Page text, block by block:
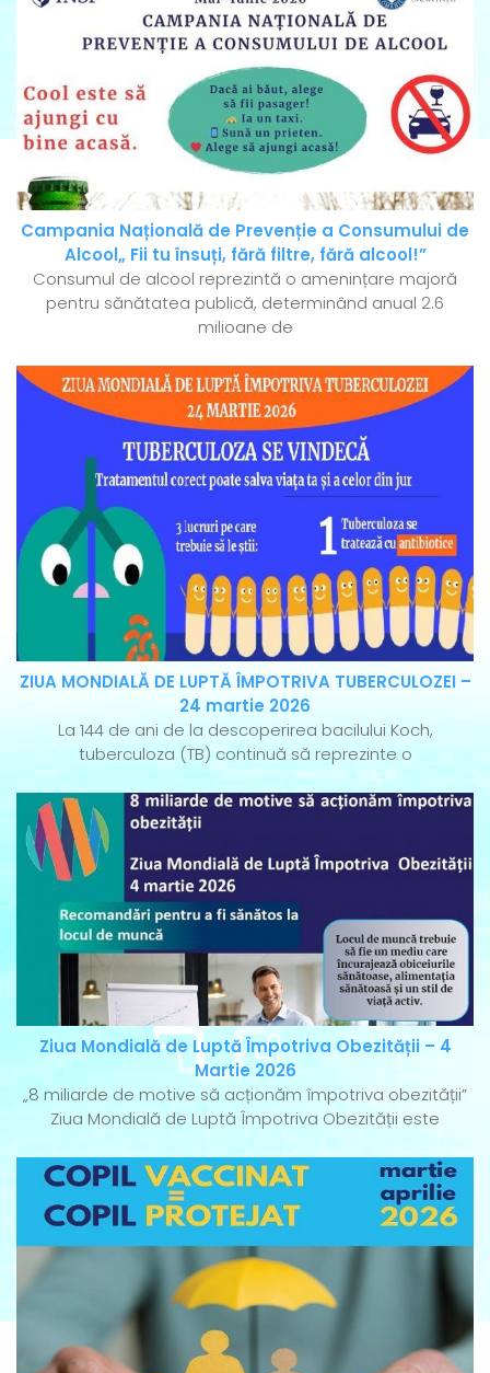
Campania Națională de Prevenție a Consumului de
Alcool„ Fii tu însuți, fără filtre, fără alcool!”
Consumul de alcool reprezintă o amenințare majoră
pentru sănătatea publică, determinând anual 2.6
milioane de
ZIUA MONDIALĂ DE LUPTĂ ÎMPOTRIVA TUBERCULOZEI –
24 martie 2026
La 144 de ani de la descoperirea bacilului Koch,
tuberculoza (TB) continuă să reprezinte o
Ziua Mondială de Luptă Împotriva Obezității – 4
Martie 2026
„8 miliarde de motive să acționăm împotriva obezității”
Ziua Mondială de Luptă Împotriva Obezității este